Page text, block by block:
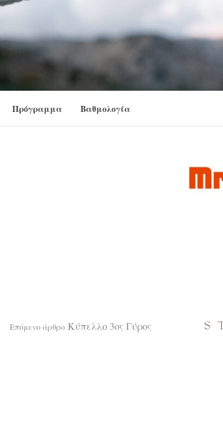
Πρόγραμμα Βαθμολογία
Επόμενο άρθρο Κύπελλο 3ος Γύρος